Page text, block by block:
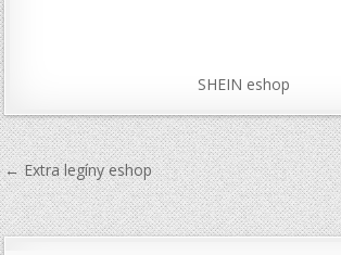
SHEIN eshop
Navigace
pro
příspěvek
← Extra legíny eshop